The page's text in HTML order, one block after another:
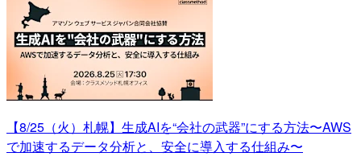
【8/25（火）札幌】生成AIを“会社の武器”にする方法〜AWS
で加速するデータ分析と、安全に導入する仕組み〜